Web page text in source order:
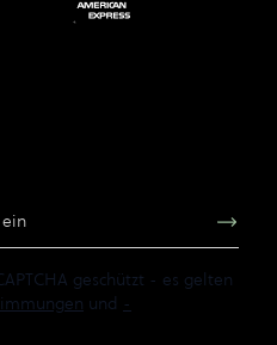
geschützt - es gelten
und -